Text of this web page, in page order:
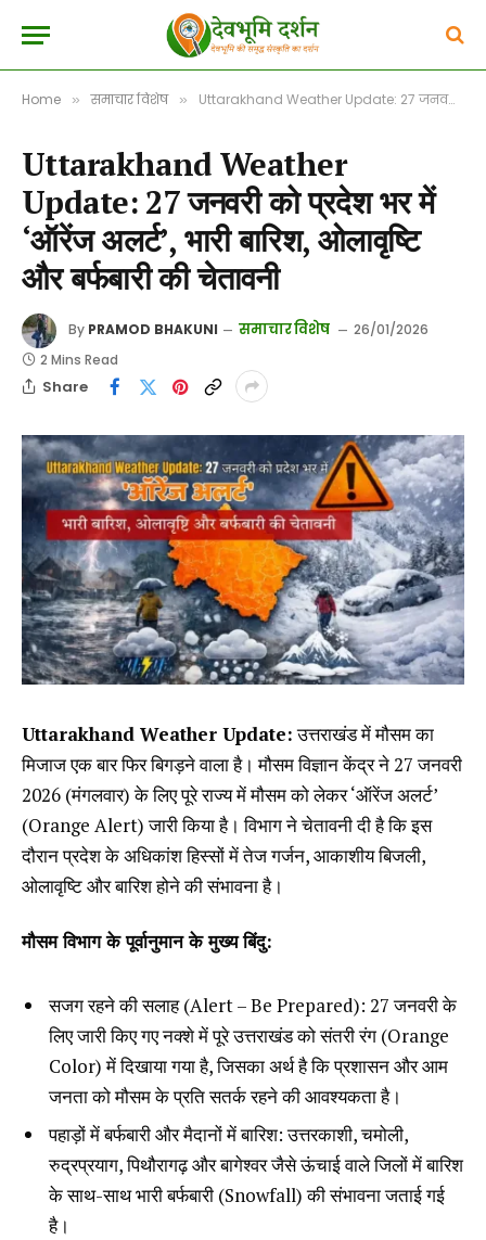
Home » समाचार विशेष » Uttarakhand Weather Update: 27 जनवरी को प्रदेश भर में ‘ऑरेंज अलर्ट’, भारी बारिश, ओलावृष्टि और बर्फबारी की चेतावनी
Uttarakhand Weather
Update: 27 जनवरी को प्रदेश भर में
‘ऑरेंज अलर्ट’, भारी बारिश, ओलावृष्टि
और बर्फबारी की चेतावनी
By PRAMOD BHAKUNI समाचार विशेष
26/01/2026
2 Mins Read
Share
Uttarakhand Weather Update:उत्तराखंड में मौसम का
मिजाज एक बार फिर बिगड़ने वाला है। मौसम विज्ञान केंद्र ने 27 जनवरी
2026 (मंगलवार) के लिए पूरे राज्य में मौसम को लेकर ‘ऑरेंज अलर्ट’
(Orange Alert) जारी किया है। विभाग ने चेतावनी दी है कि इस
दौरान प्रदेश के अधिकांश हिस्सों में तेज गर्जन, आकाशीय बिजली,
ओलावृष्टि और बारिश होने की संभावना है।
मौसम विभाग के पूर्वानुमान के मुख्य बिंदु:
सजग रहने की सलाह (Alert – Be Prepared): 27 जनवरी के
लिए जारी किए गए नक्शे में पूरे उत्तराखंड को संतरी रंग (Orange
Color) में दिखाया गया है, जिसका अर्थ है कि प्रशासन और आम
जनता को मौसम के प्रति सतर्क रहने की आवश्यकता है।
पहाड़ों में बर्फबारी और मैदानों में बारिश: उत्तरकाशी, चमोली,
रुद्रप्रयाग, पिथौरागढ़ और बागेश्वर जैसे ऊंचाई वाले जिलों में बारिश
के साथ-साथ भारी बर्फबारी (Snowfall) की संभावना जताई गई
है।